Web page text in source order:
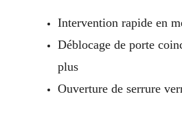
Intervention rapide en
Déblocage de porte
plus
Ouverture de serrure